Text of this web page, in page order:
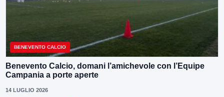
BENEVENTO CALCIO
Benevento Calcio, domani l’amichevole con l’Equipe
Campania a porte aperte
14 LUGLIO 2026